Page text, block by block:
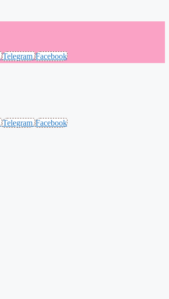
Telegram Facebook
Telegram Facebook